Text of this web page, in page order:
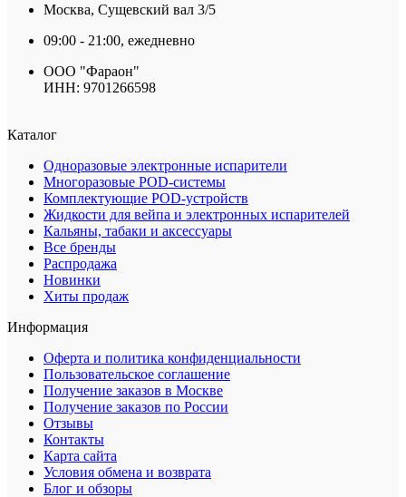
Москва, Сущевский вал 3/5
09:00 - 21:00, ежедневно
ООО "Фараон"
ИНН: 9701266598
Каталог
Одноразовые электронные испарители
Многоразовые POD-системы
Комплектующие POD-устройств
Жидкости для вейпа и электронных испарителей
Кальяны, табаки и аксессуары
Все бренды
Распродажа
Новинки
Хиты продаж
Информация
Оферта и политика конфиденциальности
Пользовательское соглашение
Получение заказов в Москве
Получение заказов по России
Отзывы
Контакты
Карта сайта
Условия обмена и возврата
Блог и обзоры